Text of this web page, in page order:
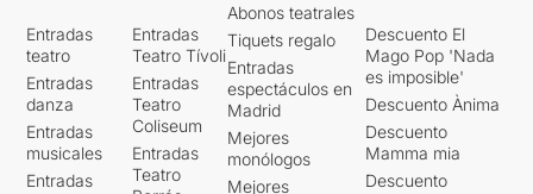
Entradas
teatro
Entradas
danza
Entradas
musicales
Entradas
Entradas
Teatro Tívoli
Entradas
Teatro
Coliseum
Entradas
Teatro
Abonos teatrales
Tiquets regalo
Entradas
espectáculos en
Madrid
Mejores
monólogos
Mejores
Descuento El
Mago Pop 'Nada
es imposible'
Descuento Ànima
Descuento
Mamma mia
Descuento